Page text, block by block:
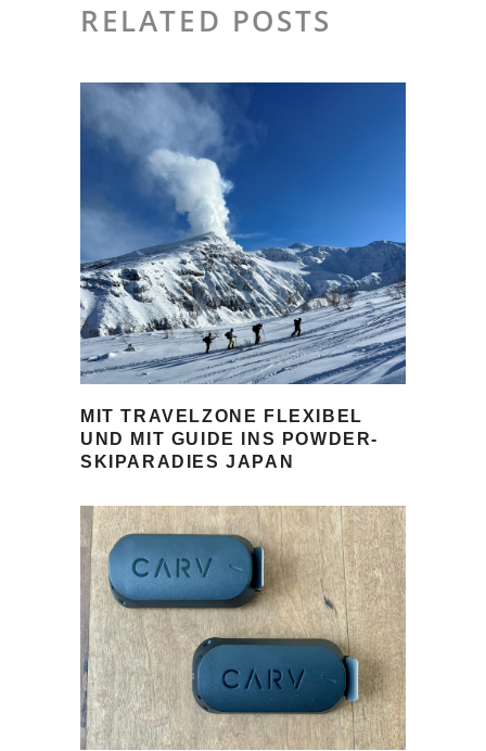
RELATED POSTS
MIT TRAVELZONE FLEXIBEL
UND MIT GUIDE INS POWDER-
SKIPARADIES JAPAN